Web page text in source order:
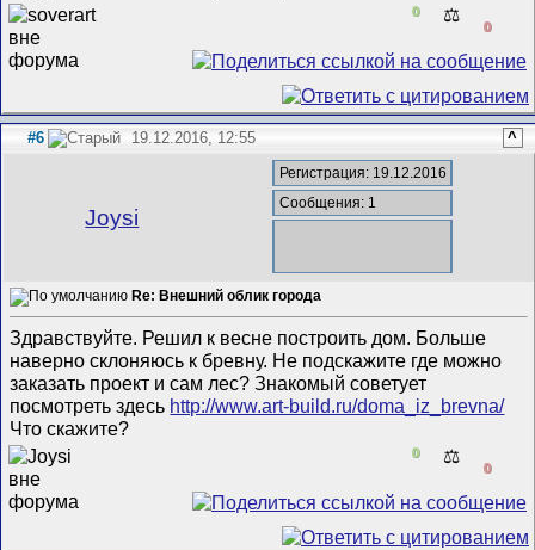
0 ⚖️
0
#6 19.12.2016, 12:55 ^
Joysi
Регистрация: 19.12.2016
Сообщения: 1
Re: Внешний облик города
Здравствуйте. Решил к весне построить дом. Больше
наверно склоняюсь к бревну. Не подскажите где можно
заказать проект и сам лес? Знакомый советует
посмотреть здесь http://www.art-build.ru/doma_iz_brevna/
Что скажите?
0 ⚖️
0